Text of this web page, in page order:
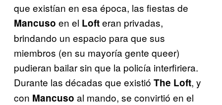
que existían en esa época, las fiestas de
Mancuso en el Lofteran privadas,
brindando un espacio para que sus
miembros (en su mayoría gente queer)
pudieran bailar sin que la policía interfiriera.
Durante las décadas que existió The Loft, y
con Mancuso al mando, se convirtió en el